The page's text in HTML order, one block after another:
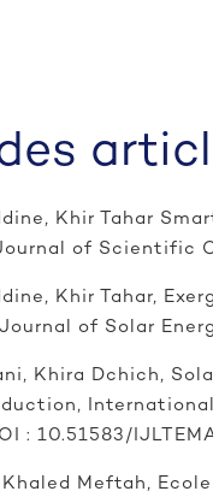
Khir Tahar
of Scientific
Khir Tahar,
Journal of Solar
Khira Dchich,
: 10.51583/
Meftah,